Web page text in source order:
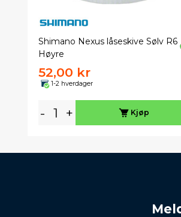
Shimano Nexus låseskive Sølv R6
Høyre
52,00 kr
1-2 hverdager
- + Kjøp